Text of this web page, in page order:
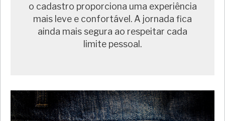
o cadastro proporciona uma experiência
mais leve e confortável. A jornada fica
ainda mais segura ao respeitar cada
limite pessoal.